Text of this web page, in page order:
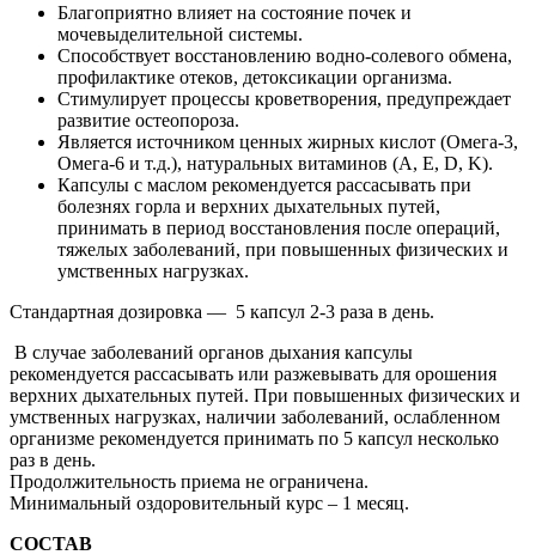
Благоприятно влияет на состояние почек и
мочевыделительной системы.
Способствует восстановлению водно-солевого обмена,
профилактике отеков, детоксикации организма.
Стимулирует процессы кроветворения, предупреждает
развитие остеопороза.
Является источником ценных жирных кислот (Омега-3,
Омега-6 и т.д.), натуральных витаминов (А, Е, D, K).
Капсулы с маслом рекомендуется рассасывать при
болезнях горла и верхних дыхательных путей,
принимать в период восстановления после операций,
тяжелых заболеваний, при повышенных физических и
умственных нагрузках.
Стандартная дозировка — 5 капсул 2-3 раза в день.
В случае заболеваний органов дыхания капсулы
рекомендуется рассасывать или разжевывать для орошения
верхних дыхательных путей. При повышенных физических и
умственных нагрузках, наличии заболеваний, ослабленном
организме рекомендуется принимать по 5 капсул несколько
раз в день.
Продолжительность приема не ограничена.
Минимальный оздоровительный курс – 1 месяц.
СОСТАВ